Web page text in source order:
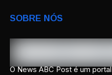
SOBRE NÓS
O News ABC Post é um